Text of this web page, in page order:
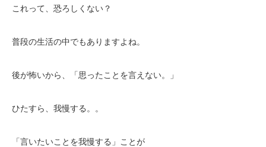
これって、恐ろしくない？
普段の生活の中でもありますよね。
後が怖いから、「思ったことを言えない。」
ひたすら、我慢する。。
「言いたいことを我慢する」ことが